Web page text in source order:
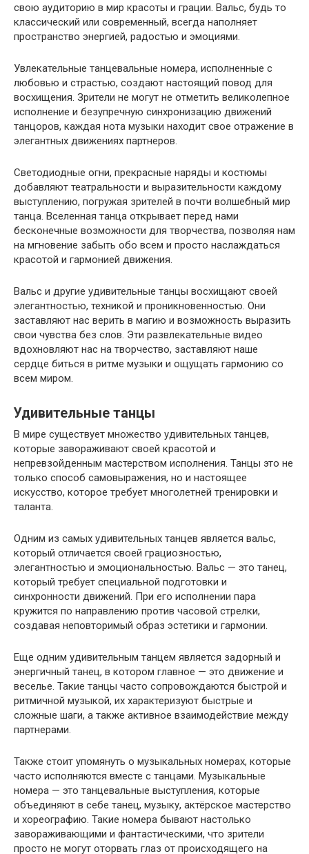
свою аудиторию в мир красоты и грации. Вальс, будь то
классический или современный, всегда наполняет
пространство энергией, радостью и эмоциями.
Увлекательные танцевальные номера, исполненные с
любовью и страстью, создают настоящий повод для
восхищения. Зрители не могут не отметить великолепное
исполнение и безупречную синхронизацию движений
танцоров, каждая нота музыки находит свое отражение в
элегантных движениях партнеров.
Светодиодные огни, прекрасные наряды и костюмы
добавляют театральности и выразительности каждому
выступлению, погружая зрителей в почти волшебный мир
танца. Вселенная танца открывает перед нами
бесконечные возможности для творчества, позволяя нам
на мгновение забыть обо всем и просто наслаждаться
красотой и гармонией движения.
Вальс и другие удивительные танцы восхищают своей
элегантностью, техникой и проникновенностью. Они
заставляют нас верить в магию и возможность выразить
свои чувства без слов. Эти развлекательные видео
вдохновляют нас на творчество, заставляют наше
сердце биться в ритме музыки и ощущать гармонию со
всем миром.
Удивительные танцы
В мире существует множество удивительных танцев,
которые завораживают своей красотой и
непревзойденным мастерством исполнения. Танцы это не
только способ самовыражения, но и настоящее
искусство, которое требует многолетней тренировки и
таланта.
Одним из самых удивительных танцев является вальс,
который отличается своей грациозностью,
элегантностью и эмоциональностью. Вальс — это танец,
который требует специальной подготовки и
синхронности движений. При его исполнении пара
кружится по направлению против часовой стрелки,
создавая неповторимый образ эстетики и гармонии.
Еще одним удивительным танцем является задорный и
энергичный танец, в котором главное — это движение и
веселье. Такие танцы часто сопровождаются быстрой и
ритмичной музыкой, их характеризуют быстрые и
сложные шаги, а также активное взаимодействие между
партнерами.
Также стоит упомянуть о музыкальных номерах, которые
часто исполняются вместе с танцами. Музыкальные
номера — это танцевальные выступления, которые
объединяют в себе танец, музыку, актёрское мастерство
и хореографию. Такие номера бывают настолько
завораживающими и фантастическими, что зрители
просто не могут оторвать глаз от происходящего на